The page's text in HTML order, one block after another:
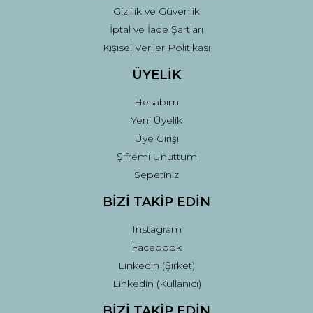
Gizlilik ve Güvenlik
İptal ve İade Şartları
Kişisel Veriler Politikası
ÜYELİK
Hesabım
Yeni Üyelik
Üye Girişi
Şifremi Unuttum
Sepetiniz
BİZİ TAKİP EDİN
Instagram
Facebook
Linkedin (Şirket)
Linkedin (Kullanıcı)